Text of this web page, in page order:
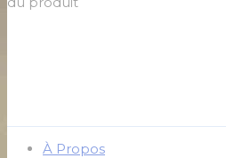
À Propos